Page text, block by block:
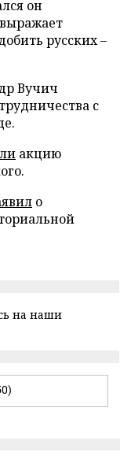
он
русских –
Вучич
с
акцию
о
на наши